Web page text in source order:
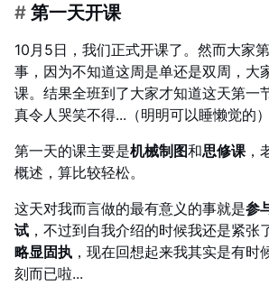
# 第一天开课
10月5日，我们正式开课了。然而大家
事，因为不知道这周是单还是双周，大
课。结果全班到了大家才知道这天第一
真令人哭笑不得...（明明可以睡懒觉的）
第一天的课主要是机械制图和思修课 ，
概述，算比较轻松。
这天对我而言做的最有意义的事就是参
试 ，不过到自我介绍的时候我还是紧张
略显固执 ，现在回想起来我其实是有时
刻而已啦...